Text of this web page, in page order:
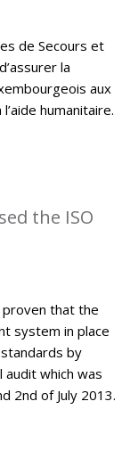
de Secours et
la
aux
humanitaire.
the ISO
proven that the
system in place
by
audit which was
2nd of July 2013.